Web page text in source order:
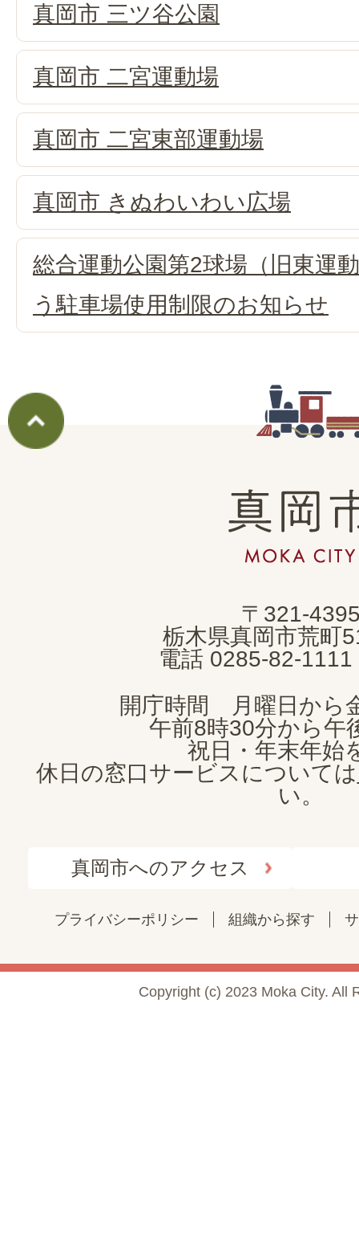
真岡市 三ツ谷公園
真岡市 二宮運動場
真岡市 二宮東部運動場
真岡市 きぬわいわい広場
総合運動公園第2球場（旧東運
う駐車場使用制限のお知らせ
真
岡
市
CITY
〒321-
栃木県真岡市荒町
電話 0285-82-1111
開庁時間 月曜日から
午前8時30分から午
祝日・年末年始
休日の窓口サービスについては
い。
真岡市へのアクセス
プライバシーポリシー 組織から探す
Copyright (c) 2023 Moka City. All